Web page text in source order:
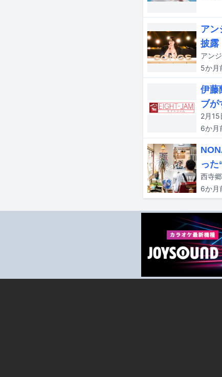
アン
披露
5か月
伊藤
ブが
2月15
6か月
った
西寺
6か月